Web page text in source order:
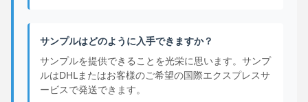
サンプルはどのように入手できますか？
サンプルを提供できることを光栄に思います。サンプ
ルはDHLまたはお客様のご希望の国際エクスプレスサ
ービスで発送できます。